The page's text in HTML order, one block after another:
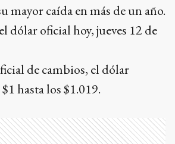
mayor caída en más de un año.
dólar oficial hoy, jueves 12 de
de cambios, el dólar
hasta los $1.019.